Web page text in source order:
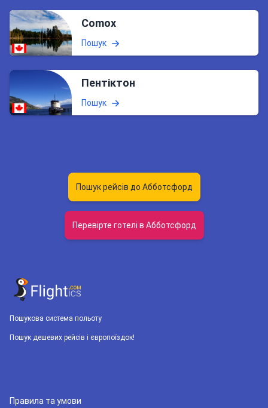
Comox
Пошук
Пентіктон
Пошук
Пошук рейсів до Абботсфорд
Перевірте готелі в Абботсфорд
Пошукова система польоту
Пошук дешевих рейсів і європоїздок!
Правила та умови